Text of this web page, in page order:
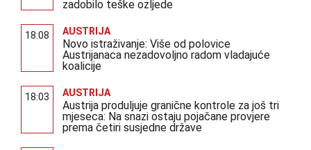
zadobilo teške ozljede
18:08 AUSTRIJA
Novo istraživanje: Više od polovice
Austrijanaca nezadovoljno radom vladajuće
koalicije
18:03 AUSTRIJA
Austrija produljuje granične kontrole za još tri
mjeseca: Na snazi ostaju pojačane provjere
prema četiri susjedne države